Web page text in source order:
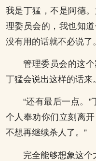
我是丁猛，不是阿德
理委员会的，我也知
没有用的话就不必说了
管理委员会的这
丁猛会说出这样的话来。
“还有最后一点。
个人奉劝你们立刻离
不想再继续杀人了。”
完全能够想象这个